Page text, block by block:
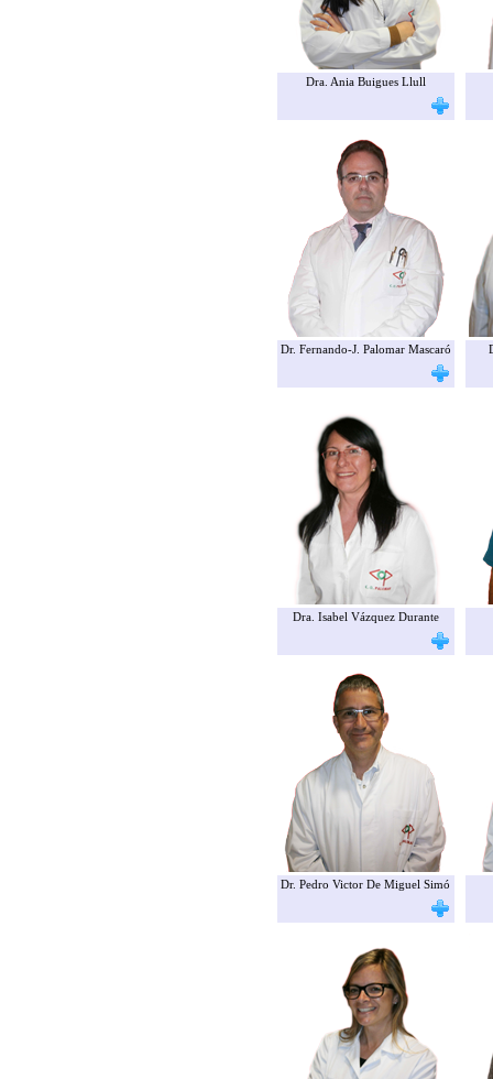
Dra. Ania Buigues Llull
Dr. Fernando-J. Palomar Mascaró
Dra. Isabel Vázquez Durante
Dr. Pedro Victor De Miguel Simó